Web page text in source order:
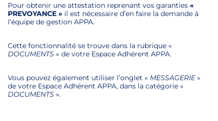
Pour obtenir une attestation reprenant vos garanties «
PREVOYANCE » il est nécessaire d’en faire la demande à
l’équipe de gestion APPA.
Cette fonctionnalité se trouve dans la rubrique «
DOCUMENTS » de votre Espace Adhérent APPA.
Vous pouvez également utiliser l’onglet « MESSAGERIE»
de votre Espace Adhérent APPA, dans la catégorie «
DOCUMENTS ».